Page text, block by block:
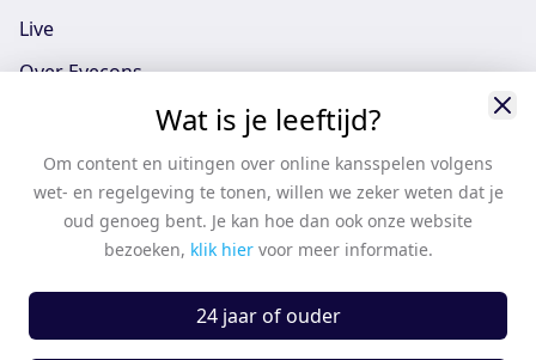
Live
Over Eyecons
Eyecons App - iOS
Eyecons App - Android
Vacatures
Casten
Algemene voorwaarden
Wat is je leeftijd?
Om content en uitingen over online kansspelen volgens
wet- en regelgeving te tonen, willen we zeker weten dat je
oud genoeg bent. Je kan hoe dan ook onze website
bezoeken, klik hier voor meer informatie.
24 jaar of ouder